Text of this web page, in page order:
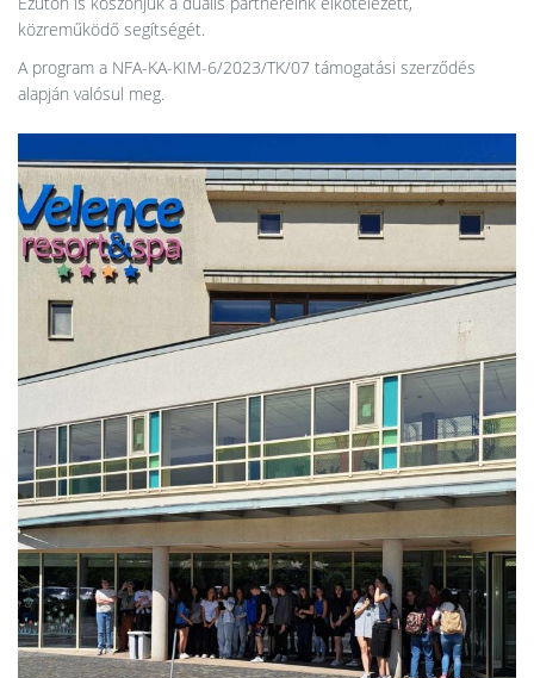
közreműködő segítségét.
A program a NFA-KA-KIM-6/2023/TK/07 támogatási szerződés
alapján valósul meg.